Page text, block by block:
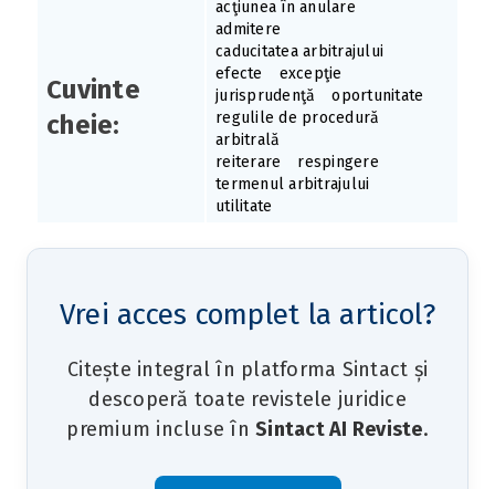
Cuvinte
cheie:
acţiunea în anulare
admitere
caducitatea arbitrajului
efecte
excepţie
jurisprudenţă
oportunitate
regulile de procedură
arbitrală
reiterare
respingere
termenul arbitrajului
utilitate
Vrei acces complet la articol?
Citește integral în platforma Sintact și
descoperă toate revistele juridice
premium incluse în Sintact AI Reviste.